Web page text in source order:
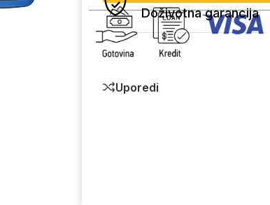
Doživotna garancija
Uporedi